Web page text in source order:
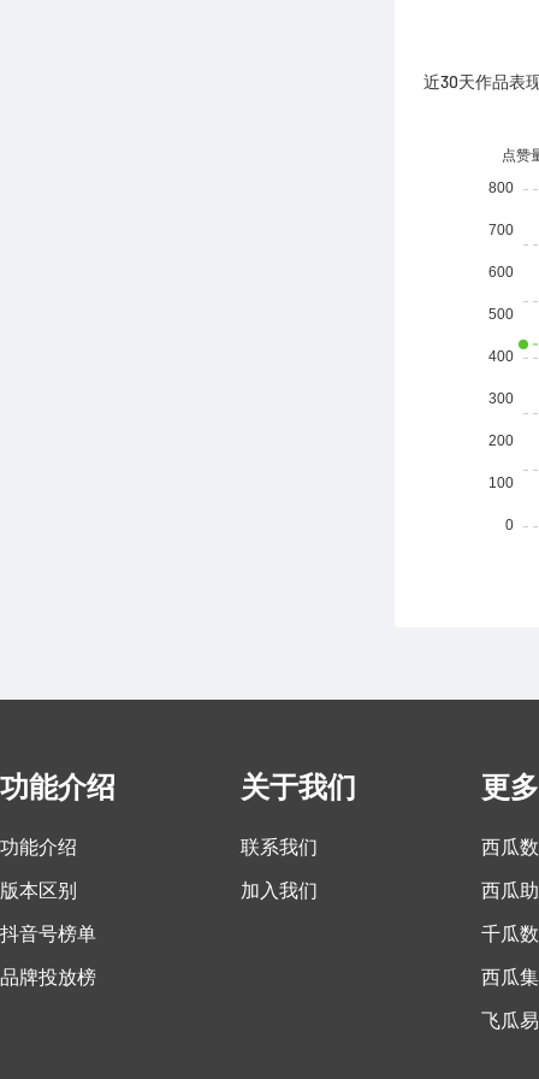
近30天作品表
功能介绍
功能介绍
版本区别
抖音号榜单
品牌投放榜
关于我们
联系我们
加入我们
更
西瓜
西瓜
千瓜
西瓜集
飞瓜